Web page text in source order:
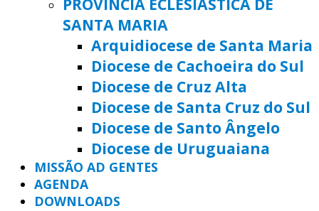
PROVÍNCIA ECLESIÁSTICA DE
SANTA MARIA
Arquidiocese de Santa Maria
Diocese de Cachoeira do Sul
Diocese de Cruz Alta
Diocese de Santa Cruz do Sul
Diocese de Santo Ângelo
Diocese de Uruguaiana
MISSÃO AD GENTES
AGENDA
DOWNLOADS